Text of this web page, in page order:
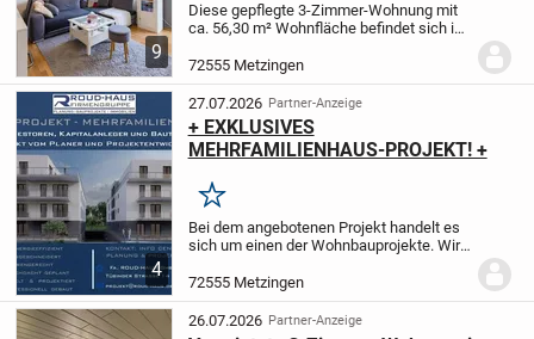
9
Diese gepflegte 3-Zimmer-Wohnung mit
ca. 56,30 m² Wohnfläche befindet sich im
Familienhauses in Metzingen.
Wohnung überzeugt durch eine helle und
freundliche...
72555 Metzingen
4
27.07.2026 Partner-Anzeige
+ EXKLUSIVES
MEHRFAMILIENHAUS-PROJEKT! +
Merken
Bei dem angebotenen Projekt handelt es
sich um einen der Wohnbauprojekte. Wir
und können Ihnen ca. 45 fertigentwickelte
Mehrfamilienhaus Projekte im
Geschoßwohn...
72555 Metzingen
26.07.2026 Partner-Anzeige